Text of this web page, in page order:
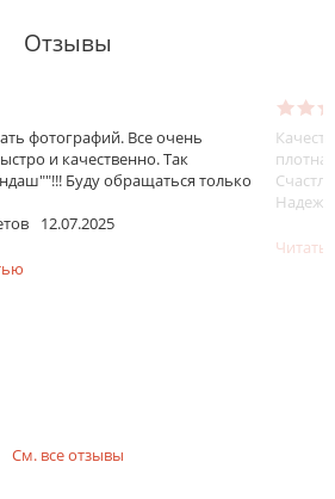
Отзывы
фотографий. Все очень
и качественно. Так
Буду обращаться только
12.07.2025
Читать
См. все отзывы